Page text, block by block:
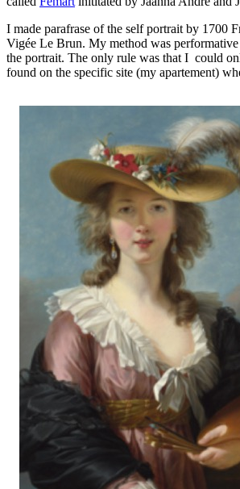
I made parafrase of the self portrait by 1700
Vigée Le Brun. My method was performative
the portrait. The only rule was that I could
found on the specific site (my apartement)